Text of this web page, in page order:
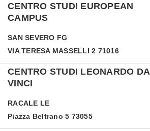
CENTRO STUDI EUROPEAN
CAMPUS
SAN SEVERO FG
VIA TERESA MASSELLI 2 71016
CENTRO STUDI LEONARDO DA
VINCI
RACALE LE
Piazza Beltrano 5 73055